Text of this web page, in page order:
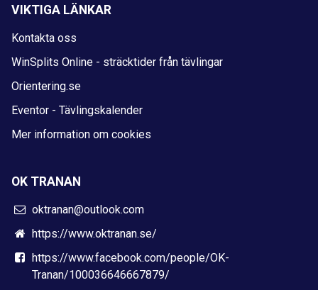
VIKTIGA LÄNKAR
Kontakta oss
WinSplits Online - sträcktider från tävlingar
Orientering.se
Eventor - Tävlingskalender
Mer information om cookies
OK TRANAN
oktranan@outlook.com
https://www.oktranan.se/
https://www.facebook.com/people/OK-
Tranan/100036646667879/